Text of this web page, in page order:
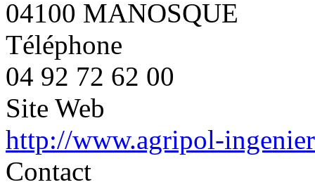
04100 MANOSQUE
Téléphone
04 92 72 62 00
Site Web
http://www.agripol-
Contact